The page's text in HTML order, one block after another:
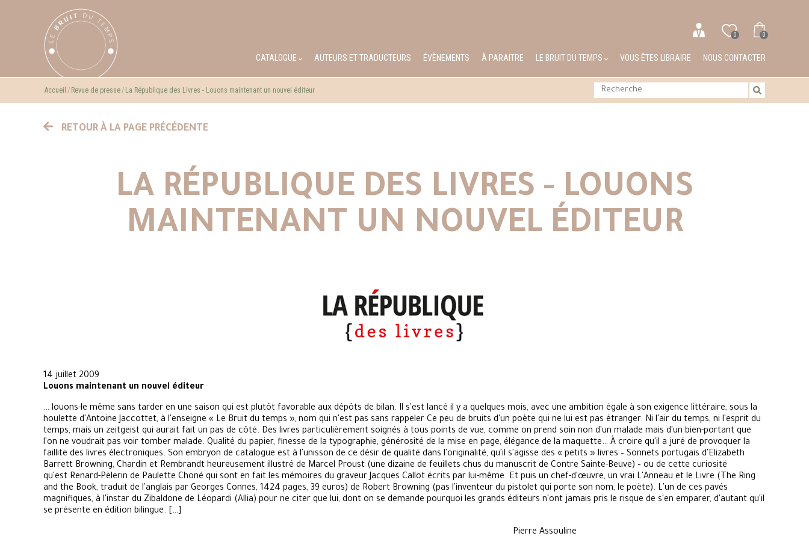
0 0
CATALOGUE AUTEURS ET TRADUCTEURS ÉVÈNEMENTS À PARAITRE LE BRUIT DU TEMPS VOUS ÊTES LIBRAIRE NOUS CONTACTER
Accueil Revue de presse La République des Livres - Louons maintenant un nouvel éditeur
RETOUR À LA PAGE PRÉCÉDENTE
LA RÉPUBLIQUE DES LIVRES - LOUONS
MAINTENANT UN NOUVEL ÉDITEUR
14 juillet 2009
Louons maintenant un nouvel éditeur
… louons-le même sans tarder en une saison qui est plutôt favorable aux dépôts de bilan. Il s'est lancé il y a quelques mois, avec une ambition égale à son exigence littéraire, sous la
houlette d'Antoine Jaccottet, à l'enseigne « Le Bruit du temps », nom qui n'est pas sans rappeler Ce peu de bruits d'un poète qui ne lui est pas étranger. Ni l'air du temps, ni l'esprit du
temps, mais un zeitgeist qui aurait fait un pas de côté. Des livres particulièrement soignés à tous points de vue, comme on prend soin non d'un malade mais d'un bien-portant que
l'on ne voudrait pas voir tomber malade. Qualité du papier, finesse de la typographie, générosité de la mise en page, élégance de la maquette… À croire qu'il a juré de provoquer la
faillite des livres électroniques. Son embryon de catalogue est à l'unisson de ce désir de qualité dans l'originalité, qu'il s'agisse des « petits » livres – Sonnets portugais d'Elizabeth
Barrett Browning, Chardin et Rembrandt heureusement illustré de Marcel Proust (une dizaine de feuillets chus du manuscrit de Contre Sainte-Beuve) – ou de cette curiosité
qu'est Renard-Pèlerin de Paulette Choné qui sont en fait les mémoires du graveur Jacques Callot écrits par lui-même. Et puis un chef-d'œuvre, un vrai L'Anneau et le Livre (The Ring
and the Book, traduit de l'anglais par Georges Connes, 1424 pages, 39 euros) de Robert Browning (pas l'inventeur du pistolet qui porte son nom, le poète). L'un de ces pavés
magnifiques, à l'instar du Zibaldone de Léopardi (Allia) pour ne citer que lui, dont on se demande pourquoi les grands éditeurs n'ont jamais pris le risque de s'en emparer, d'autant qu'il
se présente en édition bilingue. […]
Pierre Assouline